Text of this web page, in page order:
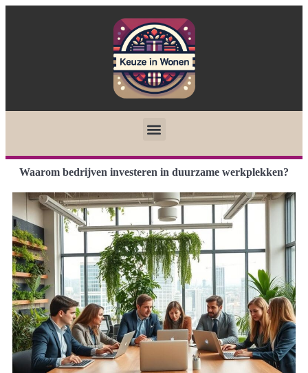
Waarom bedrijven investeren in duurzame werkplekken?